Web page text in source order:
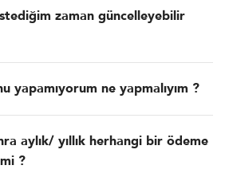
zaman güncelleyebilir
yapamıyorum ne yapmalıyım ?
aylık/ yıllık herhangi bir ödeme
?